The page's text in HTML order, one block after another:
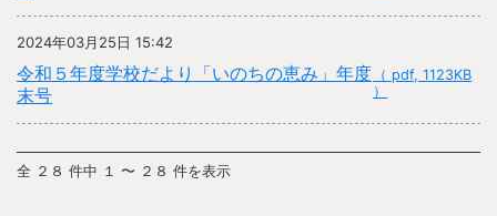
2024年03月25日 15:42
令和５年度学校だより「いのちの恵み」年度
末号
（ pdf, 1123KB
）
全 ２８ 件中 １ 〜 ２８ 件を表示